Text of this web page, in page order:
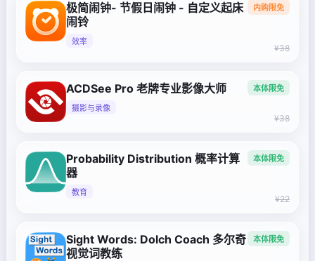
极简闹钟- 节假日闹钟 - 自定义起床
闹铃
效率
内购限免
¥38
ACDSee Pro 老牌专业影像大师
摄影与录像
本体限免
¥38
Probability Distribution 概率计算
器
教育
本体限免
¥22
Sight Words: Dolch Coach 多尔奇
视觉词教练
本体限免